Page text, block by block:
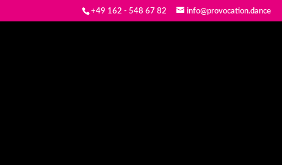
+49 162 - 548 67 82 info@provocation.dance